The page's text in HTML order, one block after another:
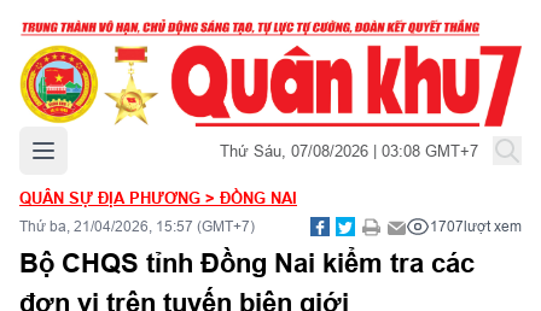
Mở menu chính Thứ Sáu, 07/08/2026 | 03:08 GMT+7
QUÂN SỰ ĐỊA PHƯƠNG > ĐỒNG NAI
Thứ ba, 21/04/2026, 15:57 (GMT+7) 1707lượt xem
Bộ CHQS tỉnh Đồng Nai kiểm tra các
đơn vị trên tuyến biên giới